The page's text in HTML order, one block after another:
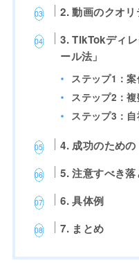
2. 動画のクオ
3. TikTokディ
ール法」
ステップ1：
ステップ2：
ステップ3：
4. 成功のための
5. 注意すべき
6. 具体例
7. まとめ